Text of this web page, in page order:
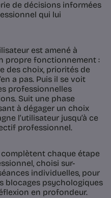
de décisions informées
qui lui
est amené à
propre fonctionnement :
des choix, priorités de
a pas. Puis il se voit
professionnelles
Suit une phase
à dégager un choix
l’utilisateur jusqu’à ce
professionnel.
complètent chaque étape
choisi sur-
individuelles, pour
blocages psychologiques
en profondeur.